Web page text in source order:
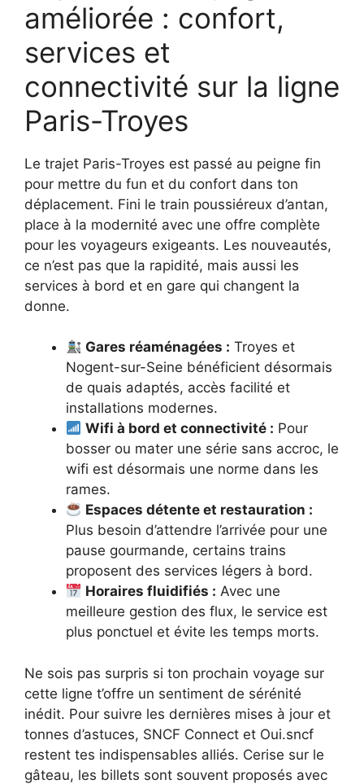
améliorée : confort,
services et
connectivité sur la ligne
Paris-Troyes
Le trajet Paris-Troyes est passé au peigne fin
pour mettre du fun et du confort dans ton
déplacement. Fini le train poussiéreux d’antan,
place à la modernité avec une offre complète
pour les voyageurs exigeants. Les nouveautés,
ce n’est pas que la rapidité, mais aussi les
services à bord et en gare qui changent la
donne.
Gares réaménagées : Troyes et
Nogent-sur-Seine bénéficient désormais
de quais adaptés, accès facilité et
installations modernes.
Wifi à bord et connectivité : Pour
bosser ou mater une série sans accroc, le
wifi est désormais une norme dans les
rames.
Espaces détente et restauration :
Plus besoin d’attendre l’arrivée pour une
pause gourmande, certains trains
proposent des services légers à bord.
Horaires fluidifiés : Avec une
meilleure gestion des flux, le service est
plus ponctuel et évite les temps morts.
Ne sois pas surpris si ton prochain voyage sur
cette ligne t’offre un sentiment de sérénité
inédit. Pour suivre les dernières mises à jour et
tonnes d’astuces, SNCF Connect et Oui.sncf
restent tes indispensables alliés. Cerise sur le
gâteau, les billets sont souvent proposés avec